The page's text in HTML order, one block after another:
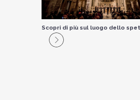
Scopri di più sul luogo dello